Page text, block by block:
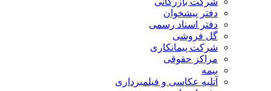
دفتر پیشخوان
دفتر اسناد رسمی
گل فروشی
شرکت پیمانکاری
مراکز حقوقی
بیمه
آتلیه عکاسی و فیلمبرداری